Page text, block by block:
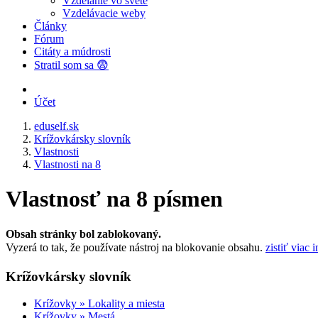
Vzdelávacie weby
Články
Fórum
Citáty a múdrosti
Stratil som sa 😨
Účet
eduself.sk
Krížovkársky slovník
Vlastnosti
Vlastnosti na 8
Vlastnosť na 8 písmen
Obsah stránky bol zablokovaný.
Vyzerá to tak, že používate nástroj na blokovanie obsahu. zistiť viac
Krížovkársky slovník
Krížovky » Lokality a miesta